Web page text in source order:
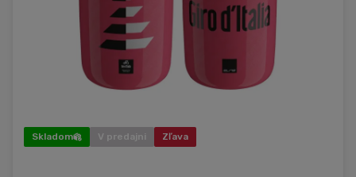
Skladom V predajni Zľava